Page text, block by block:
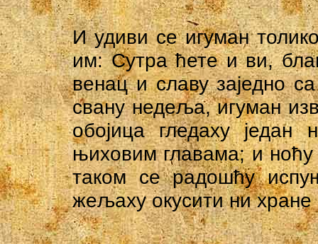
И удиви се игуман
им: Сутра ћете и ви,
венац и славу заједно
свану недеља, игуман
обојица гледаху један
њиховим главама; и ноћу
таком се радошћу
жељаху окусити ни хране